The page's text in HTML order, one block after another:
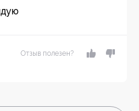
Отзыв полезен?